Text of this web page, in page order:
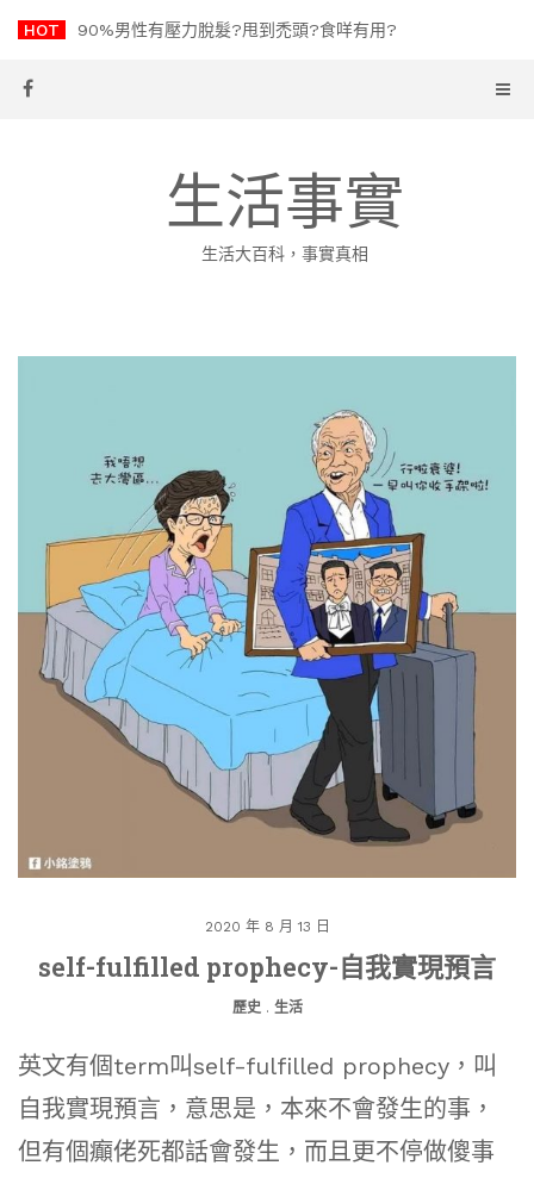
HOT 90%男性有壓力脫髮?甩到禿頭?食咩有用?
生活事實
生活大百科，事實真相
2020 年 8 月 13 日
self-fulfilled prophecy-自我實現預言
歷史 . 生活
英文有個term叫self-fulfilled prophecy，叫
自我實現預言，意思是，本來不會發生的事，
但有個癲佬死都話會發生，而且更不停做傻事